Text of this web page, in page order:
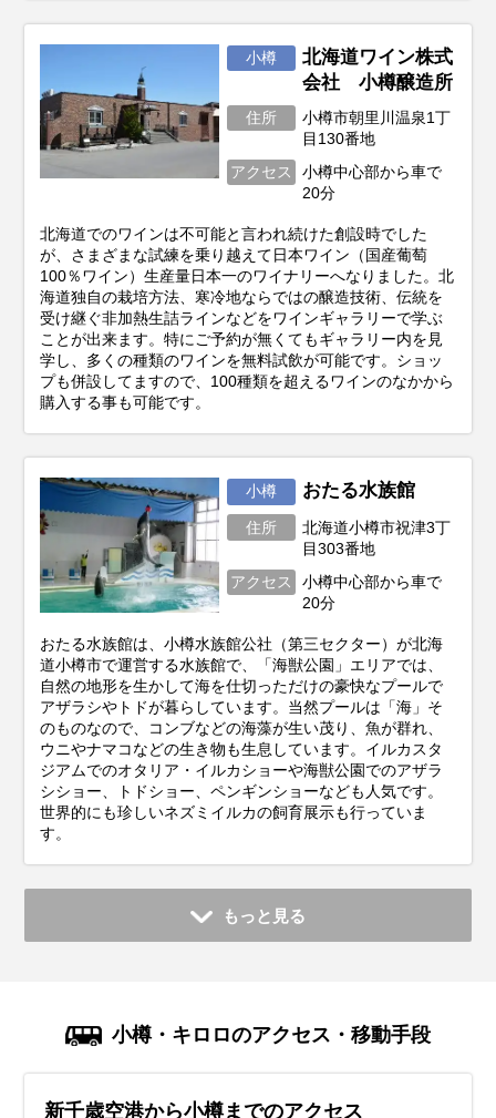
小樽
北海道ワイン株式
会社 小樽醸造所
住所
小樽市朝里川温泉1丁
目130番地
アクセス
小樽中心部から車で
20分
北海道でのワインは不可能と言われ続けた創設時でした
が、さまざまな試練を乗り越えて日本ワイン（国産葡萄
100％ワイン）生産量日本一のワイナリーへなりました。北
海道独自の栽培方法、寒冷地ならではの醸造技術、伝統を
受け継ぐ非加熱生詰ラインなどをワインギャラリーで学ぶ
ことが出来ます。特にご予約が無くてもギャラリー内を見
学し、多くの種類のワインを無料試飲が可能です。ショッ
プも併設してますので、100種類を超えるワインのなかから
購入する事も可能です。
小樽 おたる水族館
住所
北海道小樽市祝津3丁
目303番地
アクセス
小樽中心部から車で
20分
おたる水族館は、小樽水族館公社（第三セクター）が北海
道小樽市で運営する水族館で、「海獣公園」エリアでは、
自然の地形を生かして海を仕切っただけの豪快なプールで
アザラシやトドが暮らしています。当然プールは「海」そ
のものなので、コンブなどの海藻が生い茂り、魚が群れ、
ウニやナマコなどの生き物も生息しています。イルカスタ
ジアムでのオタリア・イルカショーや海獣公園でのアザラ
シショー、トドショー、ペンギンショーなども人気です。
世界的にも珍しいネズミイルカの飼育展示も行っていま
す。
もっと見る
小樽・キロロのアクセス・移動手段
新千歳空港から小樽までのアクセス